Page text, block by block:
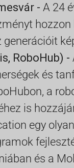
- A 24
RoboHub) -
és
a
is
egy
és a